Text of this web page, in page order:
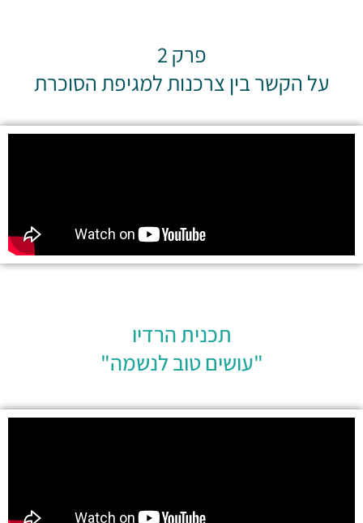
פרק 2
על הקשר בין צרכנות למגיפת הסוכרת
תכנית הרדיו
"עושים טוב לנשמה"